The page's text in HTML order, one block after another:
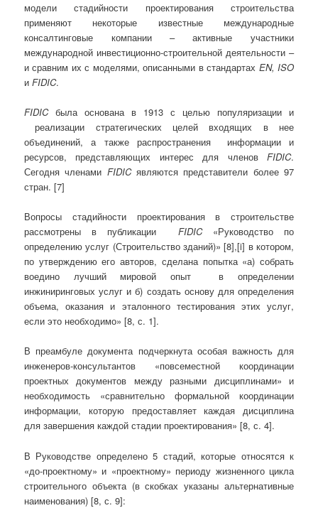
модели стадийности проектирования строительства
применяют некоторые известные международные
консалтинговые компании – активные участники
международной инвестиционно-строительной деятельности –
и сравним их с моделями, описанными в стандартах EN, ISO
иFIDIC.
FIDICбыла основана в 1913 с целью популяризации и
реализации стратегических целей входящих в нее
объединений, а также распространения информации и
ресурсов, представляющих интерес для членов FIDIC.
Сегодня членами FIDICявляются представители более 97
стран. [7]
Вопросы стадийности проектирования в строительстве
рассмотрены в публикации FIDIC«Руководство по
определению услуг (Строительство зданий)» [8],[i] в котором,
по утверждению его авторов, сделана попытка «а) собрать
воедино лучший мировой опыт в определении
инжиниринговых услуг и б) создать основу для определения
объема, оказания и эталонного тестирования этих услуг,
если это необходимо» [8, с. 1].
В преамбуле документа подчеркнута особая важность для
инженеров-консультантов «повсеместной координации
проектных документов между разными дисциплинами» и
необходимость «сравнительно формальной координации
информации, которую предоставляет каждая дисциплина
для завершения каждой стадии проектирования» [8, с. 4].
В Руководстве определено 5 стадий, которые относятся к
«до-проектному» и «проектному» периоду жизненного цикла
строительного объекта (в скобках указаны альтернативные
наименования) [8, с. 9]: